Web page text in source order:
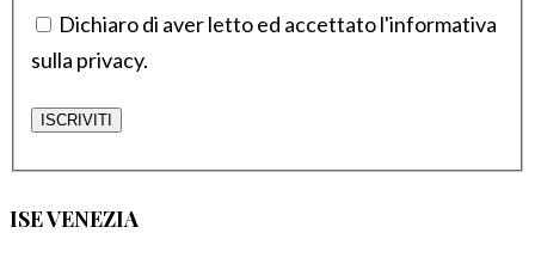
Dichiaro di aver letto ed accettato l'informativa
sulla privacy.
ISE VENEZIA